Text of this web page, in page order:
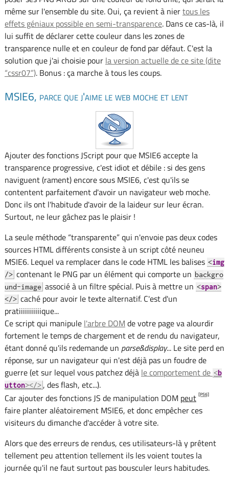
même sur l'ensemble du site. Oui, ça revient à niertous les
effets géniaux possible en semi-transparence. Dans ce cas-là, il
lui suffit de déclarer cette couleur dans les zones de
transparence nulle et en couleur de fond par défaut. C'est la
solution que j'ai choisie pour la version actuelle de ce site (dite
“cssr07”). Bonus : ça marche à tous les coups.
MSIE6, parce que j'aime le web moche et lent
Ajouter des fonctions JScript pour que MSIE6 accepte la
transparence progressive, c'est idiot et débile : si des gens
naviguent (rament) encore sous MSIE6, c'est qu'ils se
contentent parfaitement d'avoir un navigateur web moche.
Donc ils ont l'habitude d'avoir de la laideur sur leur écran.
Surtout, ne leur gâchez pas le plaisir !
La seule méthode “transparente” qui n'envoie pas deux codes
sources HTML différents consiste à un script côté neuneu
MSIE6. Lequel va remplacer dans le code HTML les balises <img
/>contenant le PNG par un élément qui comporte un backgro
und-image associé à un filtre spécial. Puis à mettre un <span>
</>caché pour avoir le texte alternatif. C'est d'un
pratiiiiiiiiiiique...
Ce script qui manipule l'arbre DOM de votre page va alourdir
fortement le temps de chargement et de rendu du navigateur,
étant donné qu'ils redemande un parse&display... Le site perd en
réponse, sur un navigateur qui n'est déjà pas un foudre de
guerre (et sur lequel vous patchez déjà le comportement de <b
utton></>, des flash, etc...).
Car ajouter des fonctions JS de manipulation DOM peut [PS6]
faire planter aléatoirement MSIE6, et donc empêcher ces
visiteurs du dimanche d'accéder à votre site.
Alors que des erreurs de rendus, ces utilisateurs-là y prêtent
tellement peu attention tellement ils les voient toutes la
journée qu'il ne faut surtout pas bousculer leurs habitudes.